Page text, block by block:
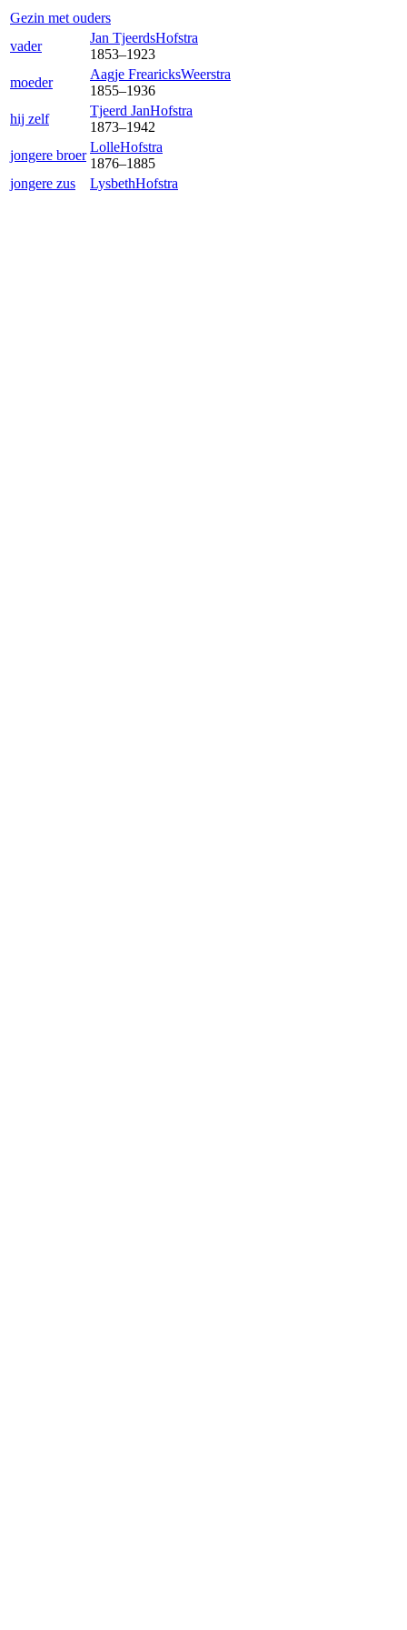
Gezin met ouders
vader
Jan TjeerdsHofstra
1853–1923
moeder
Aagje FrearicksWeerstra
1855–1936
hij zelf
Tjeerd JanHofstra
1873–1942
jongere broer
LolleHofstra
1876–1885
jongere zus
LysbethHofstra